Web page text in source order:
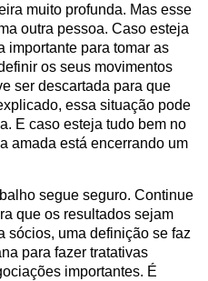
muito profunda. Mas esse
outra pessoa. Caso esteja
importante para tomar as
os seus movimentos
ser descartada para que
essa situação pode
E caso esteja tudo bem no
amada está encerrando um
segue seguro. Continue
que os resultados sejam
sócios, uma definição se faz
para fazer tratativas
importantes. É